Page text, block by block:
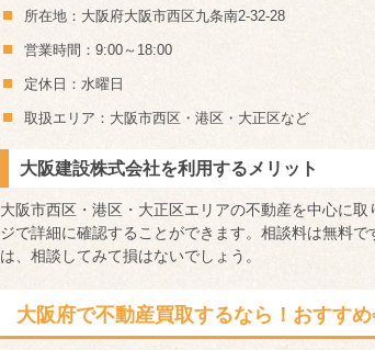
所在地：大阪府大阪市西区九条南2-32-28
営業時間：9:00～18:00
定休日：水曜日
取扱エリア：大阪市西区・港区・大正区など
大阪建設株式会社を利用するメリット
大阪市西区・港区・大正区エリアの不動産を中心に
ジで詳細に確認することができ ます。相談料は無料
は、相談してみて損はないでしょう。
大阪府で不動産買取するなら！おすす